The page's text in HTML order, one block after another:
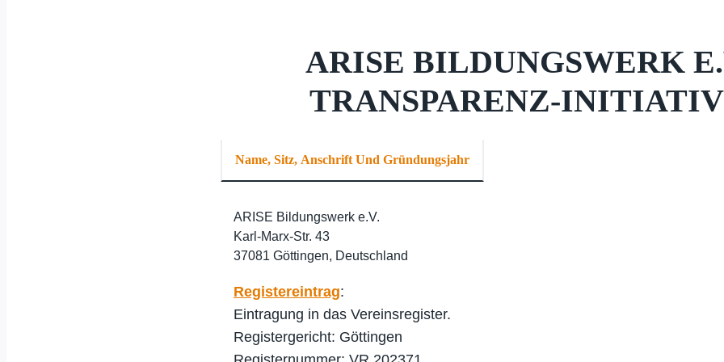
ARISE BILDUNGSWERK
TRANSPARENZ-
Name, Sitz, Anschrift Und Gründungsjahr
ARISE Bildungswerk e.V.
Karl-Marx-Str. 43
37081 Göttingen, Deutschland
Registereintrag:
Eintragung in das Vereinsregister.
Registergericht: Göttingen